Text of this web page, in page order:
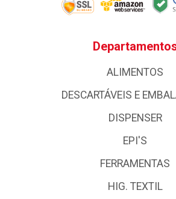
ALIMENTOS
DESCARTÁVEIS E
DISPENSER
EPI'S
FERRAMENTAS
HIG. TEXTIL